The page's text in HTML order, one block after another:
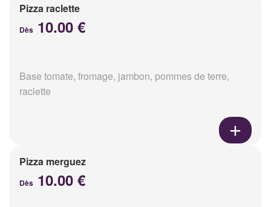
Pizza raclette
Dès 10.00 €
Base tomate, fromage, jambon, pommes de terre,
raclette
Pizza merguez
Dès 10.00 €